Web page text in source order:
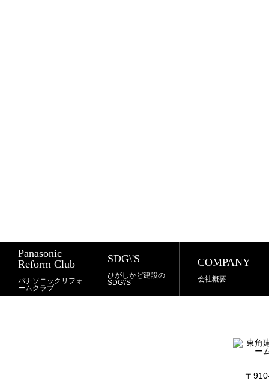
Panasonic
Reform Club
パナソニックリフォ
ームクラブ
SDG\'S
ひがしかど建設の
SDG\'S
COMPANY
会社概要
〒